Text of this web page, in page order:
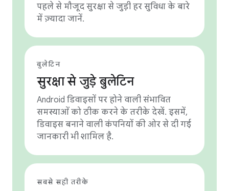
पहले से मौजूद सुरक्षा से जुड़ी हर सुविधा के बारे
में ज़्यादा जानें.
बुलेटिन
सुरक्षा से जुड़े बुलेटिन
Android डिवाइसों पर होने वाली संभावित
समस्याओं को ठीक करने के तरीके देखें. इसमें,
डिवाइस बनाने वाली कंपनियों की ओर से दी गई
जानकारी भी शामिल है.
सबसे सही तरीके